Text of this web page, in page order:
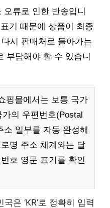
류로 인한 반송입니
기 때문에 상품이 최종
시 판매처로 돌아가는
부담해야 할 수 있습니
핑몰에서는 보통 국가
의 우편번호(Postal
소 일부를 자동 완성해
명 주소 체계와는 달
호 영문 표기를 확인
국은 ‘KR’로 정확히 입력